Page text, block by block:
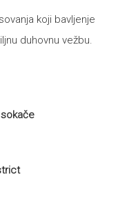
koji bavljenje
duhovnu vežbu.